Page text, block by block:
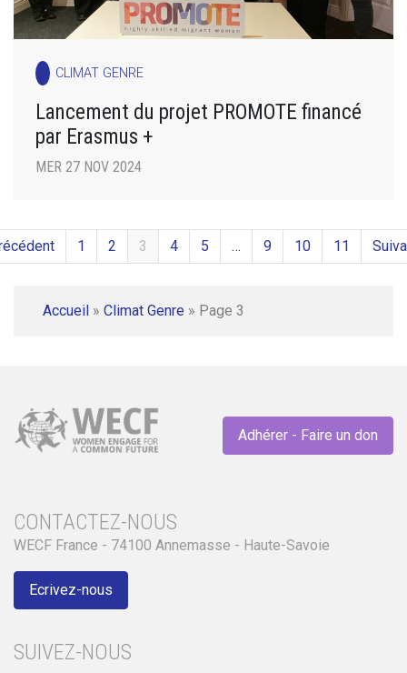
CLIMAT GENRE
Lancement du projet PROMOTE financé
par Erasmus +
MER 27 NOV 2024
1 2 3 4 5 … 9 10 11
Accueil » Climat Genre » Page 3
Adhérer - Faire un don
CONTACTEZ-NOUS
WECF France - 74100 Annemasse - Haute-Savoie
Ecrivez-nous
SUIVEZ-NOUS